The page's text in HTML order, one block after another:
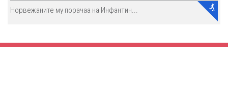
Норвежаните му порачаа на Инфантин...